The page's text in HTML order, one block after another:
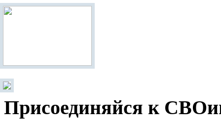
Присоединяйся к